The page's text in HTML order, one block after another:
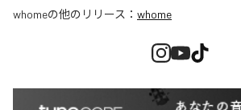
whomeの他のリリース： whome